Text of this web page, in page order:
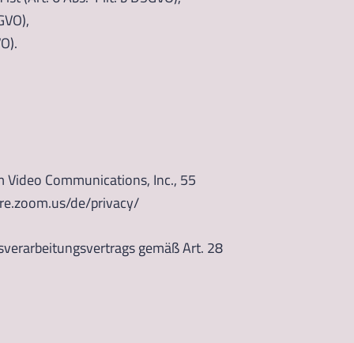
Communications, Inc., 55
de/privacy/
gemäß Art. 28